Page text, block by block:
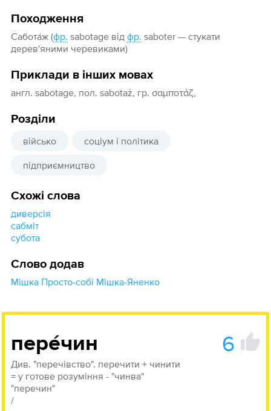
Походження
Сабота́ж (фр. sabotage від фр. saboter — стукати
дерев'яними черевиками)
Приклади в інших мовах
англ. sabotage, пол. sabotaż, гр. σαμποτάζ,
Розділи
військо соціум і політика
підприємництво
Схожі слова
диверсія
сабміт
субота
Слово додав
Мішка Просто-собі Мішка-Яненко
пере́чин 6
Див. "перечівство". перечити + чинити
= у готове розуміння - "чинва"
"перечин"
/